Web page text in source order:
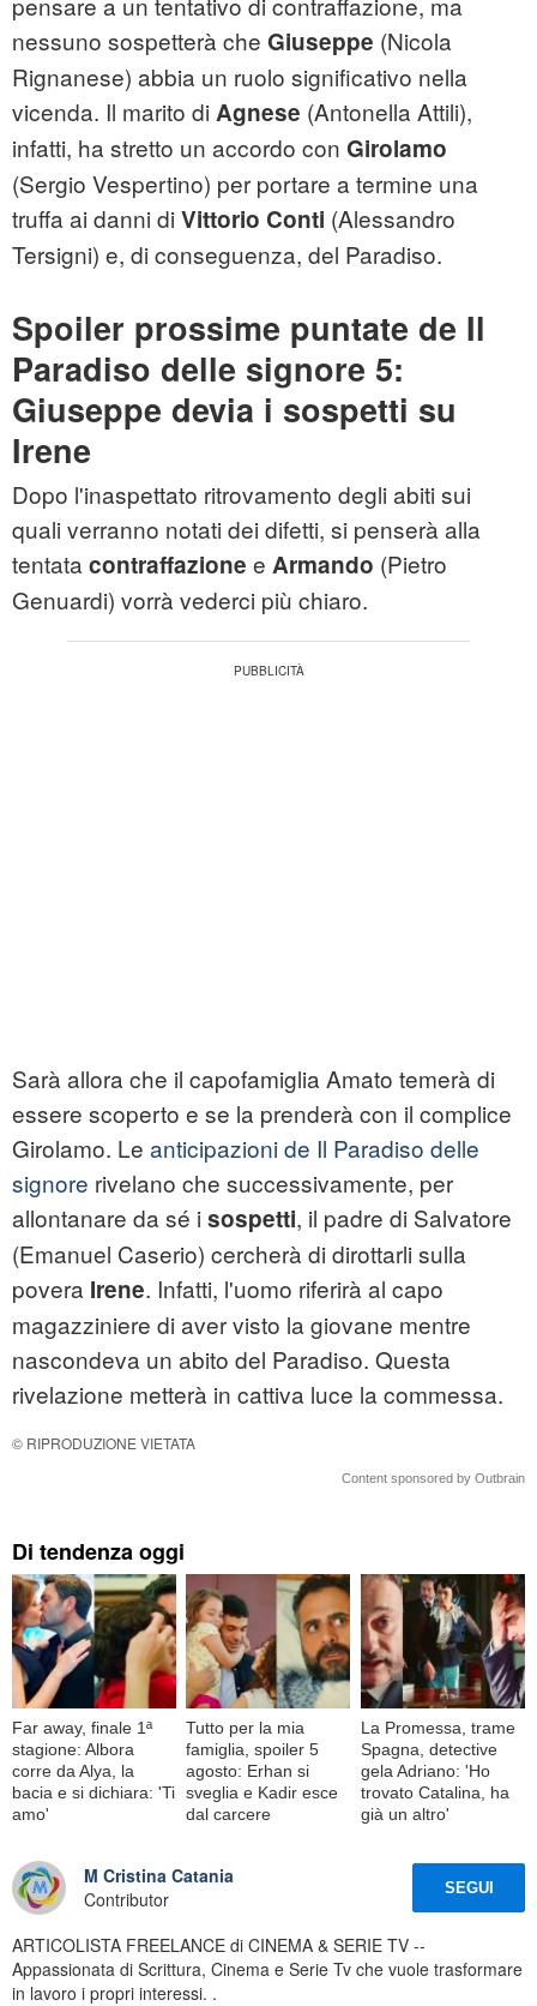
nessuno sospetterà che Giuseppe (Nicola
Rignanese) abbia un ruolo significativo nella
vicenda. Il marito di Agnese (Antonella Attili),
infatti, ha stretto un accordo con Girolamo
(Sergio Vespertino) per portare a termine una
truffa ai danni di Vittorio Conti (Alessandro
Tersigni) e, di conseguenza, del Paradiso.
Spoiler prossime puntate de Il
Paradiso delle signore 5:
Giuseppe devia i sospetti su
Irene
Dopo l'inaspettato ritrovamento degli abiti sui
quali verranno notati dei difetti, si penserà alla
tentata contraffazione e Armando (Pietro
Genuardi) vorrà vederci più chiaro.
Sarà allora che il capofamiglia Amato temerà di
essere scoperto e se la prenderà con il complice
Girolamo. Le anticipazioni de Il Paradiso delle
signore rivelano che successivamente, per
allontanare da sé i sospetti, il padre di Salvatore
(Emanuel Caserio) cercherà di dirottarli sulla
povera Irene. Infatti, l'uomo riferirà al capo
magazziniere di aver visto la giovane mentre
nascondeva un abito del Paradiso. Questa
rivelazione metterà in cattiva luce la commessa.
© RIPRODUZIONE VIETATA
Content sponsored by Outbrain
Di tendenza oggi
Far away, finale 1ª
stagione: Albora
corre da Alya, la
bacia e si dichiara: 'Ti
amo'
Tutto per la mia
famiglia, spoiler 5
agosto: Erhan si
sveglia e Kadir esce
dal carcere
La Promessa, trame
Spagna, detective
gela Adriano: 'Ho
trovato Catalina, ha
già un altro'
M Cristina Catania
Contributor
SEGUI
ARTICOLISTA FREELANCE di CINEMA & SERIE TV --
Appassionata di Scrittura, Cinema e Serie Tv che vuole trasformare
in lavoro i propri interessi. .